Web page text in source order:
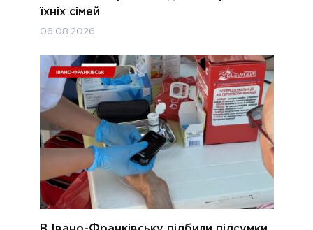
їхніх сімей
06.08.2026